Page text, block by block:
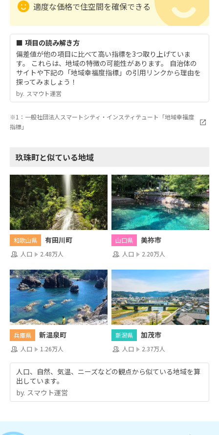
適度な価格で住空間を確保できる
■ 項目の読み解き方
偏差値が他の項目に比べて高い指標を3つ取り上げていま
す。 これらは、地域の特徴の可能性があります。 自治体の
サイトや下記の「地域幸福度指標」の引用リンクから理由を
探ってみましょう！
by.︎ スマウト運営
※1：一般社団法人スマートシティ・インスティテュート「地域幸福度
指標」
玖珠町と似ている地域
和歌山県 有田川町
人口 2.48万人
山口県 美祢市
人口 2.20万人
兵庫県 新温泉町
人口 1.26万人
新潟県 加茂市
人口 2.37万人
人口、自然、気温、ニーズなどの観点から似ている地域を算
出しています。
by.︎ スマウト運営